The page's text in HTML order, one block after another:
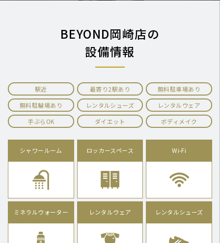
BEYOND岡崎店の
設備情報
駅近 最寄り2駅あり
無料駐車場あり
無料駐輪場あり
レンタルシューズ
レンタルウェア
手ぶらOK
ダイエット ボディメイク
シャワールーム ロッカースペース Wi-Fi
ミネラルウォーター レンタルウェア レンタルシューズ